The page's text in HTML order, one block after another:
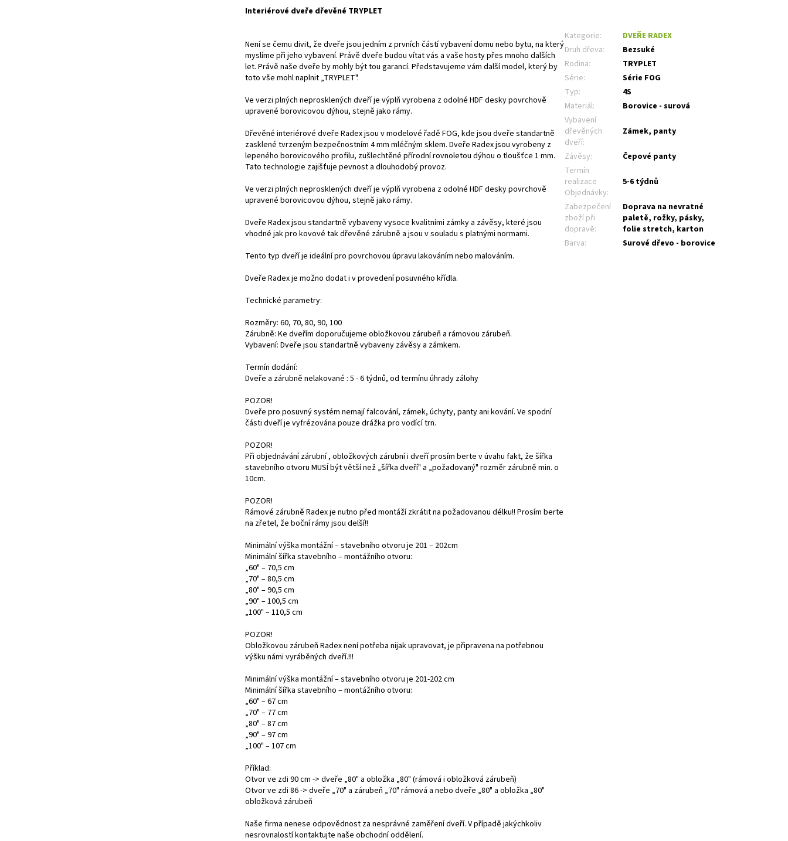
Interiérové dveře dřevěné TRYPLET
Není se čemu divit, že dveře jsou jedním z prvních částí vybavení domu nebo bytu, na který
myslíme při jeho vybavení. Právě dveře budou vítat vás a vaše hosty přes mnoho dalších
let. Právě naše dveře by mohly být tou garancí. Představujeme vám další model, který by
toto vše mohl naplnit „TRYPLET".
Ve verzi plných neprosklených dveří je výplň vyrobena z odolné HDF desky povrchově
upravené borovicovou dýhou, stejně jako rámy.
Dřevěné interiérové dveře Radex jsou v modelové řadě FOG, kde jsou dveře standartně
zasklené tvrzeným bezpečnostním 4 mm mléčným sklem. Dveře Radex jsou vyrobeny z
lepeného borovicového profilu, zušlechtěné přírodní rovnoletou dýhou o tloušťce 1 mm.
Tato technologie zajišťuje pevnost a dlouhodobý provoz.
Ve verzi plných neprosklených dveří je výplň vyrobena z odolné HDF desky povrchově
upravené borovicovou dýhou, stejně jako rámy.
Dveře Radex jsou standartně vybaveny vysoce kvalitními zámky a závěsy, které jsou
vhodné jak pro kovové tak dřevěné zárubně a jsou v souladu s platnými normami.
Tento typ dveří je ideální pro povrchovou úpravu lakováním nebo malováním.
Dveře Radex je možno dodat i v provedení posuvného křídla.
Technické parametry:
Rozměry: 60, 70, 80, 90, 100
Zárubně: Ke dveřím doporučujeme obložkovou zárubeň a rámovou zárubeň.
Vybavení: Dveře jsou standartně vybaveny závěsy a zámkem.
Termín dodání:
Dveře a zárubně nelakované : 5 - 6 týdnů, od termínu úhrady zálohy
POZOR!
Dveře pro posuvný systém nemají falcování, zámek, úchyty, panty ani kování. Ve spodní
části dveří je vyfrézována pouze drážka pro vodící trn.
POZOR!
Při objednávání zárubní , obložkových zárubní i dveří prosím berte v úvahu fakt, že šířka
stavebního otvoru MUSÍ být větší než „šířka dveří" a „požadovaný" rozměr zárubně min. o
10cm.
POZOR!
Rámové zárubně Radex je nutno před montáží zkrátit na požadovanou délku!! Prosím berte
na zřetel, že boční rámy jsou delší!!
Minimální výška montážní – stavebního otvoru je 201 – 202cm
Minimální šířka stavebního – montážního otvoru:
„60" – 70,5 cm
„70" – 80,5 cm
„80" – 90,5 cm
„90" – 100,5 cm
„100" – 110,5 cm
POZOR!
Obložkovou zárubeň Radex není potřeba nijak upravovat, je připravena na potřebnou
výšku námi vyráběných dveří.!!!
Minimální výška montážní – stavebního otvoru je 201-202 cm
Minimální šířka stavebního – montážního otvoru:
„60" – 67 cm
„70" – 77 cm
„80" – 87 cm
„90" – 97 cm
„100" – 107 cm
Příklad:
Otvor ve zdi 90 cm -> dveře „80" a obložka „80" (rámová i obložková zárubeň)
Otvor ve zdi 86 -> dveře „70" a zárubeň „70" rámová a nebo dveře „80" a obložka „80"
obložková zárubeň
Naše firma nenese odpovědnost za nesprávné zaměření dveří. V případě jakýchkoliv
nesrovnalostí kontaktujte naše obchodní oddělení.
Kategorie:
DVEŘE RADEX
Druh dřeva:
Bezsuké
Rodina:
TRYPLET
Série:
Série FOG
Typ:
4S
Materiál:
Borovice - surová
Vybavení
dřevěných
dveří:
Zámek, panty
Závěsy:
Čepové panty
Termín
realizace
Objednávky:
5-6 týdnů
Zabezpečení
zboží při
dopravě:
Doprava na nevratné
paletě, rožky, pásky,
folie stretch, karton
Barva: Surové dřevo - borovice